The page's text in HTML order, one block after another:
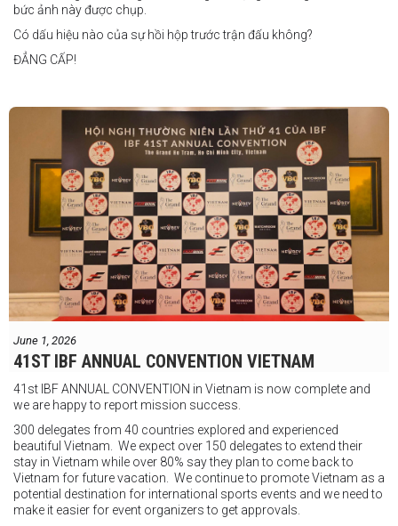
"Tôi biết mình bắt đầu sự nghiệp quyền Anh nhà nghề khá muộn, vì
vậy tôi phải trân trọng và nắm bắt mọi cơ hội đến với mình."
FIGHTS IN THE CITY
Được tổ chức bởi Jamie Myer Productions
Jesse Travers vs Fidelis Laia
Thông tin sự kiện:
Ngày: 18 tháng 7
Địa điểm: Mantra on View, Surfers Paradise, Queensland, Úc
bức ảnh này được chụp.
Có dấu hiệu nào của sự hồi hộp trước trận đấu không?
ĐẲNG CẤP!
June 1, 2026
41ST IBF ANNUAL CONVENTION VIETNAM
41st IBF ANNUAL CONVENTION in Vietnam is now complete and
we are happy to report mission success.
300 delegates from 40 countries explored and experienced
beautiful Vietnam. We expect over 150 delegates to extend their
stay in Vietnam while over 80% say they plan to come back to
Vietnam for future vacation. We continue to promote Vietnam as a
potential destination for international sports events and we need to
make it easier for event organizers to get approvals.